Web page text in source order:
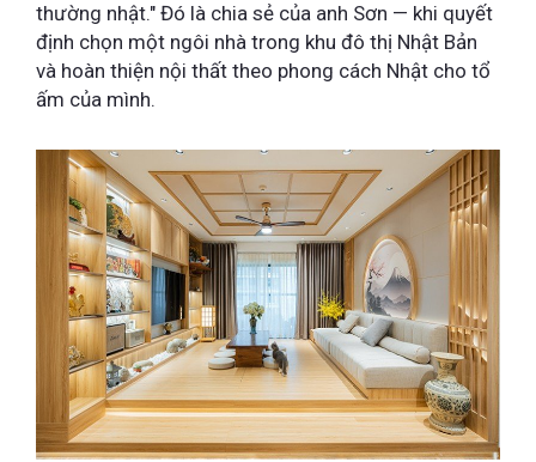
thường nhật." Đó là chia sẻ của anh Sơn — khi quyết
định chọn một ngôi nhà trong khu đô thị Nhật Bản
và hoàn thiện nội thất theo phong cách Nhật cho tổ
ấm của mình.